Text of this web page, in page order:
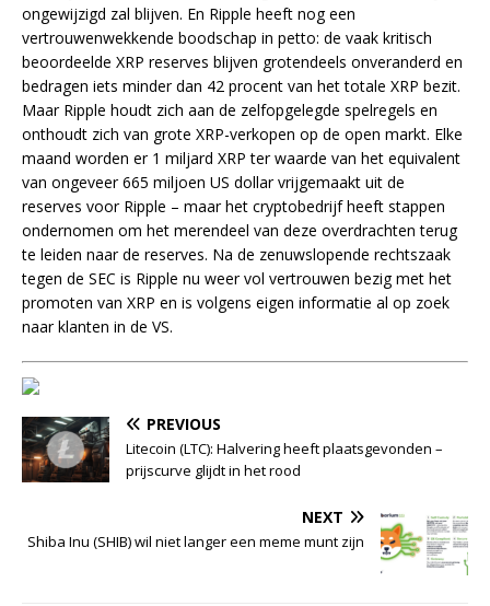
ongewijzigd zal blijven. En Ripple heeft nog een
vertrouwenwekkende boodschap in petto: de vaak kritisch
beoordeelde XRP reserves blijven grotendeels onveranderd en
bedragen iets minder dan 42 procent van het totale XRP bezit.
Maar Ripple houdt zich aan de zelfopgelegde spelregels en
onthoudt zich van grote XRP-verkopen op de open markt. Elke
maand worden er 1 miljard XRP ter waarde van het equivalent
van ongeveer 665 miljoen US dollar vrijgemaakt uit de
reserves voor Ripple – maar het cryptobedrijf heeft stappen
ondernomen om het merendeel van deze overdrachten terug
te leiden naar de reserves. Na de zenuwslopende rechtszaak
tegen de SEC is Ripple nu weer vol vertrouwen bezig met het
promoten van XRP en is volgens eigen informatie al op zoek
naar klanten in de VS.
PREVIOUS
Litecoin (LTC): Halvering heeft plaatsgevonden –
prijscurve glijdt in het rood
NEXT
Shiba Inu (SHIB) wil niet langer een meme munt zijn